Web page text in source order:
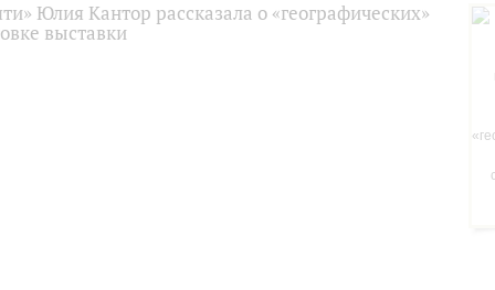
Юлия Кантор рассказала о «географических»
выставки